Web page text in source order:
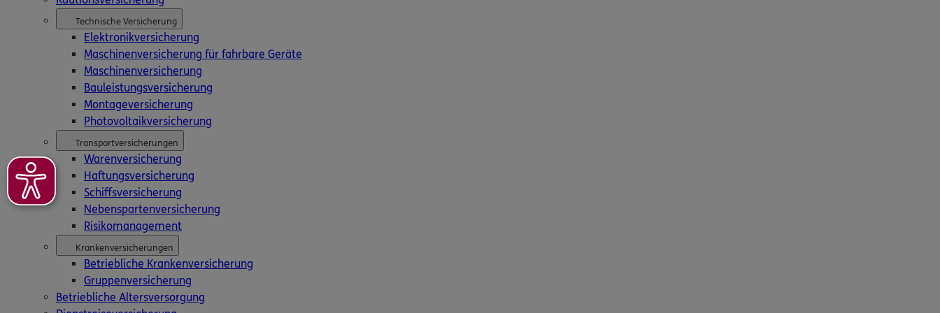
Technische Versicherung
Elektronikversicherung
Maschinenversicherung für fahrbare Geräte
Maschinenversicherung
Bauleistungsversicherung
Montageversicherung
Photovoltaikversicherung
Transportversicherungen
Warenversicherung
Haftungsversicherung
Schiffsversicherung
Nebenspartenversicherung
Risikomanagement
Krankenversicherungen
Betriebliche Krankenversicherung
Gruppenversicherung
Betriebliche Altersversorgung